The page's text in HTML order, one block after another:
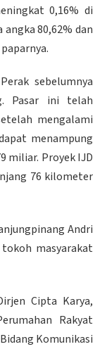
0,16% di
angka 80,62% dan
sebelumnya
Pasar ini telah
mengalami
menampung
miliar. Proyek IJD
76 kilometer
Andri
masyarakat
Cipta Karya,
Rakyat
Komunikasi